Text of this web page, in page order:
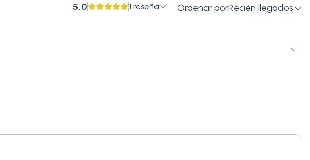
5.0 1 reseña Ordenar porRecién llegados